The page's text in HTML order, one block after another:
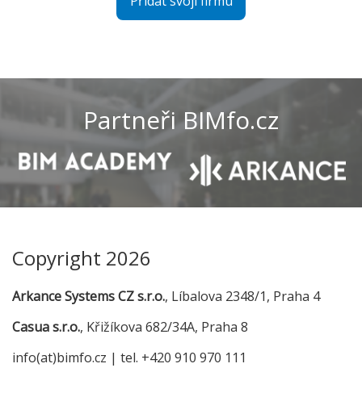
Partneři BIMfo.cz
Copyright 2026
Arkance Systems CZ s.r.o., Líbalova 2348/1, Praha 4
Casua s.r.o., Křižíkova 682/34A, Praha 8
info(at)bimfo.cz | tel. +420 910 970 111